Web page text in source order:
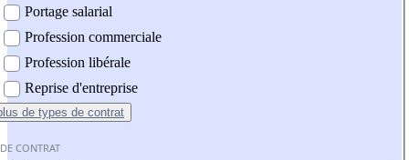
Portage salarial
Profession commerciale
Profession libérale
Reprise d'entreprise
de types de contrat
CONTRAT